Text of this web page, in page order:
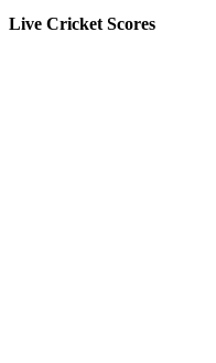
Live Cricket Scores